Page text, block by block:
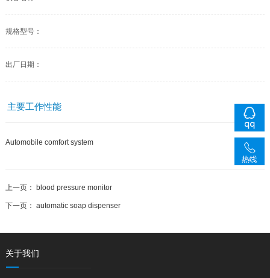
规格型号：
出厂日期：
主要工作性能
优点
Automobile comfort system
上一页： blood pressure monitor
下一页： automatic soap dispenser
关于我们